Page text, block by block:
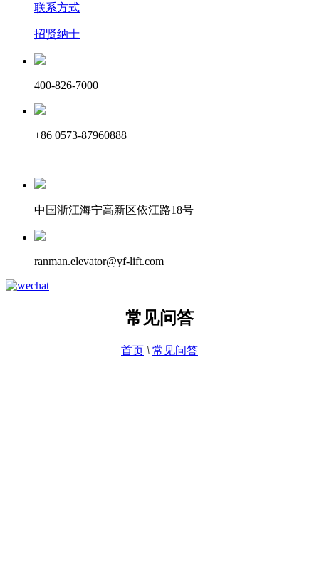
联系方式
招贤纳士
400-826-7000
+86 0573-87960888
中国浙江海宁高新区依江路18号
ranman.elevator@yf-lift.com
常见问答
首页 \ 常见问答